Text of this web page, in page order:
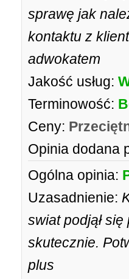
sprawę jak
kontaktu z
adwokatem
Jakość usług:
Terminowość:
Ceny:
Opinia dodana
Ogólna opinia:
Uzasadnienie:
swiat podjął
skutecznie.
plus